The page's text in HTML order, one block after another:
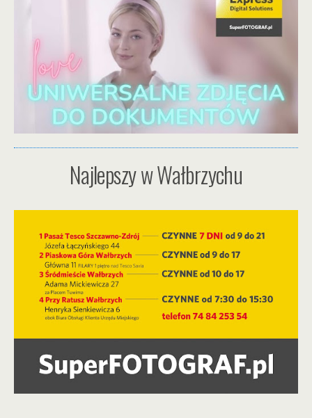
Najlepszy w Wałbrzychu